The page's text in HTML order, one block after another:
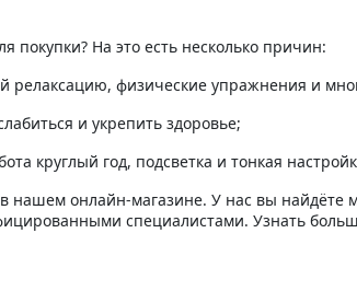
На это есть несколько причин:
физические упражнения и
и укрепить здоровье;
круглый год, подсветка и тонкая
нашем онлайн-магазине. У нас вы найдёте
специалистами. Узнать